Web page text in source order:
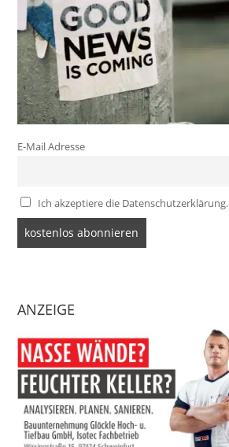
E-Mail Adresse
Ich akzeptiere die Datenschutzerklärung.
ANZEIGE